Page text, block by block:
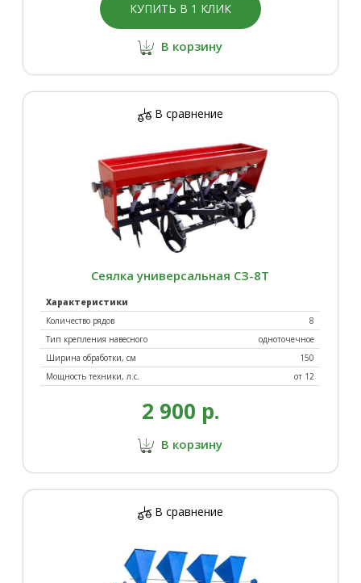
КУПИТЬ В 1 КЛИК
В корзину
В сравнение
Сеялка универсальная СЗ-8Т
Характеристики
Количество рядов
8
Тип крепления навесного
одноточечное
Ширина обработки, см
150
Мощность техники, л.с.
от 12
2 900 р.
В корзину
В сравнение